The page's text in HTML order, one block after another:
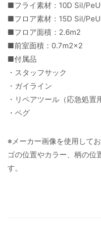
■フライ素材：10D Sil/
■フロア素材：15D Sil/
■フロア面積：2.6m2
■前室面積：0.7m2×2
■付属品
・スタッフサック
・ガイライン
・リペアツール（応急処置
・ペグ
※メーカー画像を使用して
ゴの位置やカラー、柄の位
す。